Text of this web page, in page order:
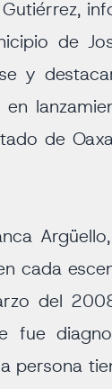
de
y
de
cada
del
fue
persona